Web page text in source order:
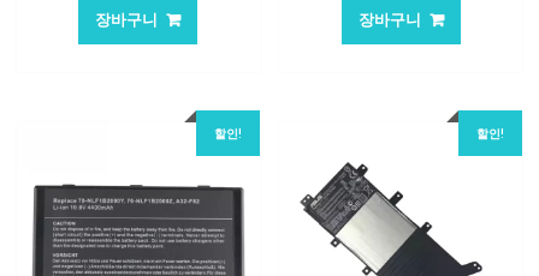
가
격:
장바구니
가
격:
장바구니
할인! 할인!